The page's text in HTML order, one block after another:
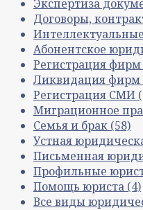
Экспертиза
Договоры,
Абонентское
Регистрация
Ликвидация
Регистрация СМИ
Миграционное
Семья и брак (58)
Устная
Письменная
Профильные
Помощь юриста (4)
Все виды